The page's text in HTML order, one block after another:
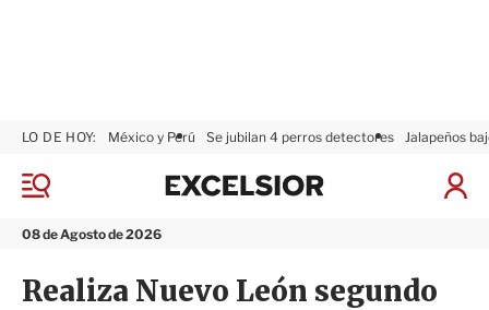
M
n
08 de Agosto de 2026
LO DE HOY: México y Perú Se jubilan 4 perros detectores Jalapeños
I
x
i
Realiza Nuevo León segundo